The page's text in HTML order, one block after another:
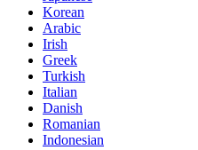
Korean
Arabic
Irish
Greek
Turkish
Italian
Danish
Romanian
Indonesian